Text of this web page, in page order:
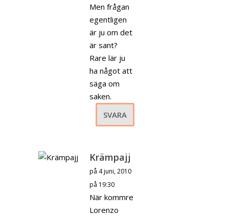
Men frågan
egentligen
är ju om det
är sant?
Rare lär ju
ha något att
säga om
saken.
SVARA
Krämpajj
på 4 juni, 2010
på 19:30
När kommre
Lorenzo